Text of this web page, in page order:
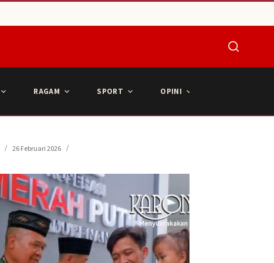
RAGAM SPORT OPINI
26 Februari 2026